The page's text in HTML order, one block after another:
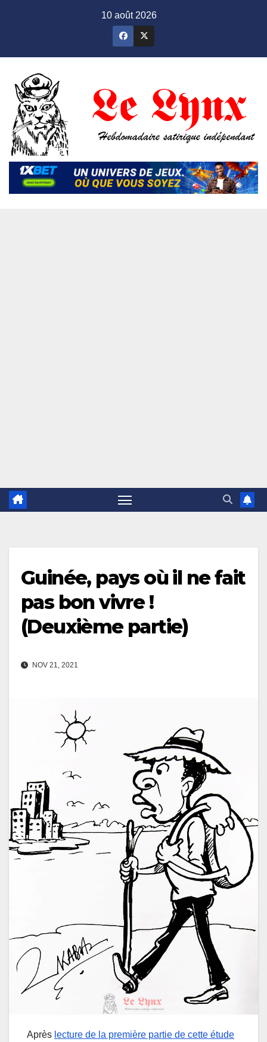
10 août 2026
Guinée, pays où il ne fait
pas bon vivre !
(Deuxième partie)
NOV 21, 2021
Après lecture de la première partie de cette étude